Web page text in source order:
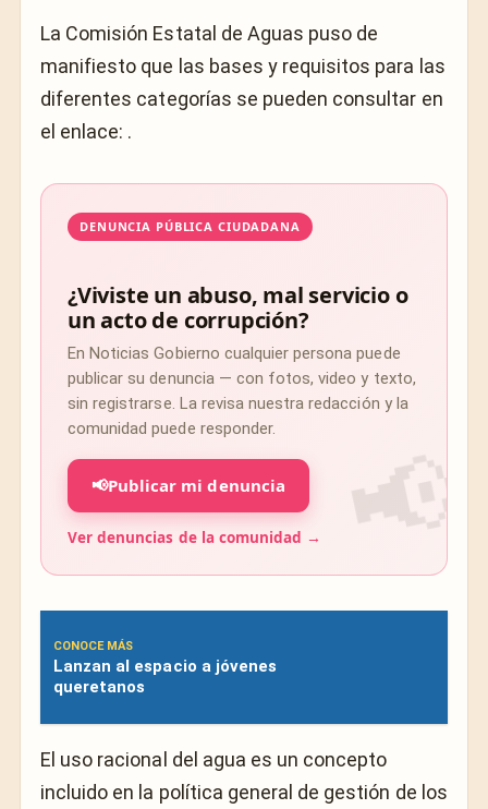
La Comisión Estatal de Aguas puso de
manifiesto que las bases y requisitos para las
diferentes categorías se pueden consultar en
el enlace: .
DENUNCIA PÚBLICA CIUDADANA
¿Viviste un abuso, mal servicio o
un acto de corrupción?
En Noticias Gobierno cualquier persona puede
publicar su denuncia — con fotos, video y texto,
sin registrarse. La revisa nuestra redacción y la
comunidad puede responder.
📢Publicar mi denuncia
Ver denuncias de la comunidad →
CONOCE MÁS
Lanzan al espacio a jóvenes
queretanos
El uso racional del agua es un concepto
incluido en la política general de gestión de los